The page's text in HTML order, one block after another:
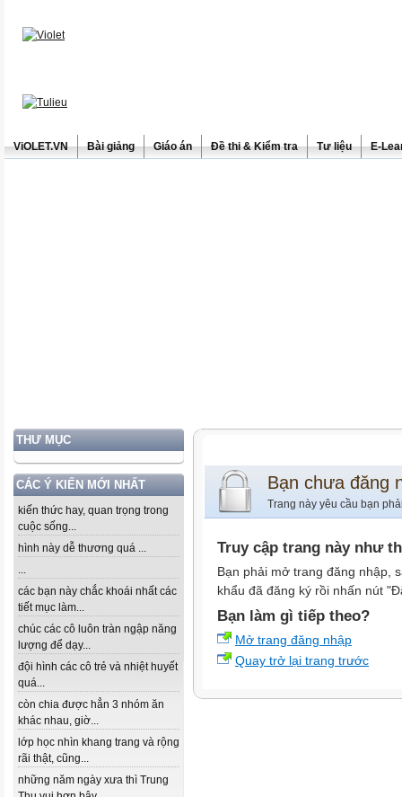
ViOLET.VN Bài giảng Giáo án Đề thi & Kiểm tra Tư liệu E-
THƯ MỤC
CÁC Ý KIẾN MỚI NHẤT
kiến thức hay, quan trọng trong
cuộc sống...
hình này dễ thương quá ...
...
các bạn này chắc khoái nhất các
tiết mục làm...
chúc các cô luôn tràn ngập năng
lượng để dạy...
đội hình các cô trẻ và nhiệt huyết
quá...
còn chia được hẳn 3 nhóm ăn
khác nhau, giờ...
lớp học nhìn khang trang và rộng
rãi thật, cũng...
những năm ngày xưa thì Trung
Bạn chưa đăng
Trang này yêu cầu bạn
Truy cập trang này như
Bạn phải mở trang đăng nhập,
khẩu đã đăng ký rồi nhấn nút
Bạn làm gì tiếp theo?
Mở trang đăng nhập
Quay trở lại trang trước